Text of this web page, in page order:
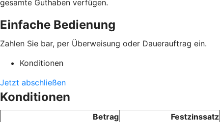
gesamte Guthaben verfügen.
Einfache Bedienung
Zahlen Sie bar, per Überweisung oder Dauerauftrag ein.
Konditionen
Jetzt abschließen
Konditionen
Betrag
Festzinssatz